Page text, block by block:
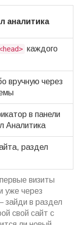
аналитика
каждого
вручную через
в панели
Аналитика
раздел
визиты
уже через
зайди в раздел
свой сайт с